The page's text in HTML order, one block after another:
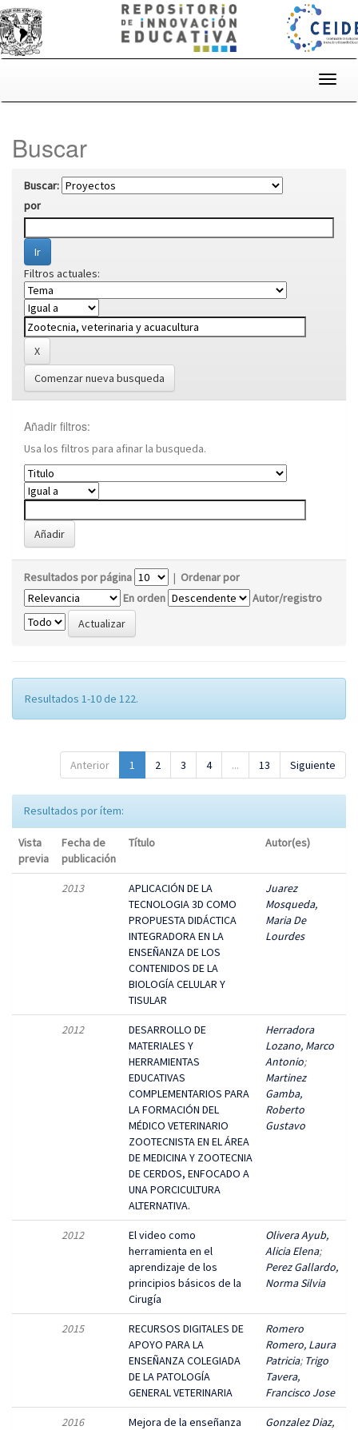
Buscar
Buscar:
por
Filtros actuales:
Comenzar nueva busqueda
Añadir filtros:
Usa los filtros para afinar la busqueda.
Resultados por página | Ordenar por
En orden
Autor/registro
Resultados 1-10 de 122.
Anterior 1 2 3 4 ... 13 Siguiente
Resultados por ítem:
Vista
previa
Fecha de
publicación
Título Autor(es)
2013
APLICACIÓN DE LA
TECNOLOGIA 3D COMO
PROPUESTA DIDÁCTICA
INTEGRADORA EN LA
ENSEÑANZA DE LOS
CONTENIDOS DE LA
BIOLOGÍA CELULAR Y
TISULAR
Juarez
Mosqueda,
Maria De
Lourdes
2012
DESARROLLO DE
MATERIALES Y
HERRAMIENTAS
EDUCATIVAS
COMPLEMENTARIOS PARA
LA FORMACIÓN DEL
MÉDICO VETERINARIO
ZOOTECNISTA EN EL ÁREA
DE MEDICINA Y ZOOTECNIA
DE CERDOS, ENFOCADO A
UNA PORCICULTURA
ALTERNATIVA.
Herradora
Lozano, Marco
Antonio;
Martinez
Gamba,
Roberto
Gustavo
2012
El video como
herramienta en el
aprendizaje de los
principios básicos de la
Cirugía
Olivera Ayub,
Alicia Elena;
Perez Gallardo,
Norma Silvia
2015
RECURSOS DIGITALES DE
APOYO PARA LA
ENSEÑANZA COLEGIADA
DE LA PATOLOGÍA
GENERAL VETERINARIA
Romero
Romero, Laura
Patricia; Trigo
Tavera,
Francisco Jose
2016
Mejora de la enseñanza
Gonzalez Diaz,